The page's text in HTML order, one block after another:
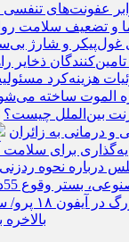
عفونت‌های
و تضعیف سلامت
تامین‌کنندگان ذخایر
هزینه‌کرد
الموت ساخته
برای سلامت
درباره نحوه
تحول